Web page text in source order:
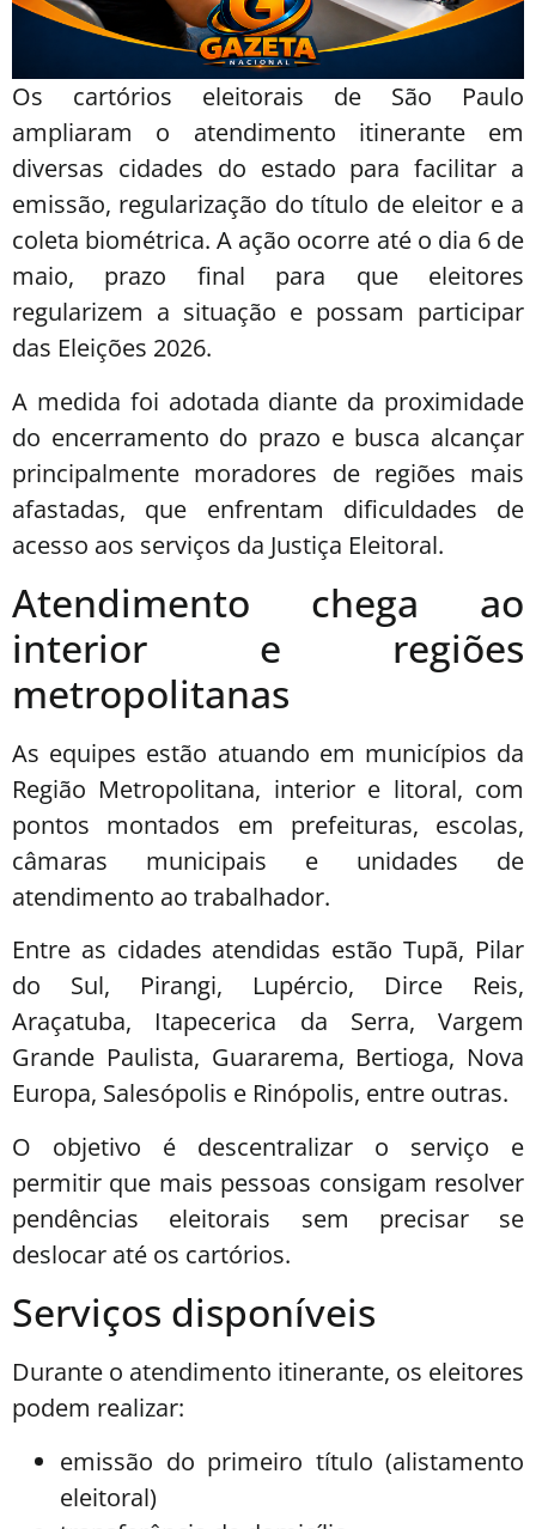
Os cartórios eleitorais de São Paulo
ampliaram o atendimento itinerante em
diversas cidades do estado para facilitar a
emissão, regularização do título de eleitor e a
coleta biométrica. A ação ocorre até o dia 6 de
maio, prazo final para que eleitores
regularizem a situação e possam participar
das Eleições 2026.
A medida foi adotada diante da proximidade
do encerramento do prazo e busca alcançar
principalmente moradores de regiões mais
afastadas, que enfrentam dificuldades de
acesso aos serviços da Justiça Eleitoral.
Atendimento chega ao
interior e regiões
metropolitanas
As equipes estão atuando em municípios da
Região Metropolitana, interior e litoral, com
pontos montados em prefeituras, escolas,
câmaras municipais e unidades de
atendimento ao trabalhador.
Entre as cidades atendidas estão Tupã, Pilar
do Sul, Pirangi, Lupércio, Dirce Reis,
Araçatuba, Itapecerica da Serra, Vargem
Grande Paulista, Guararema, Bertioga, Nova
Europa, Salesópolis e Rinópolis, entre outras.
O objetivo é descentralizar o serviço e
permitir que mais pessoas consigam resolver
pendências eleitorais sem precisar se
deslocar até os cartórios.
Serviços disponíveis
Durante o atendimento itinerante, os eleitores
podem realizar:
emissão do primeiro título (alistamento
eleitoral)